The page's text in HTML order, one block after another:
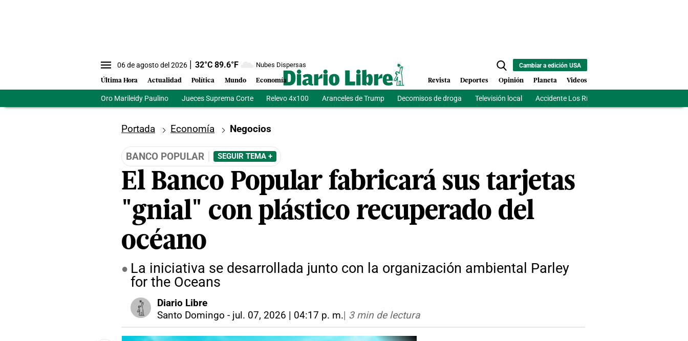
06 de agosto del 2026 32°C 89.6°F Nubes Dispersas
Última Hora Actualidad Política Mundo Economía
Cambiar a edición USA
Revista Deportes Opinión Planeta Videos
Oro Marileidy Paulino Jueces Suprema Corte Relevo 4x100 Aranceles de Trump Decomisos de droga Televisión local Accidente Los Ríos
Portada Economía Negocios
BANCO POPULAR SEGUIR TEMA +
El Banco Popular fabricará sus tarjetas
"gnial" con plástico recuperado del
océano
La iniciativa se desarrollada junto con la organización ambiental Parley
for the Oceans
Diario Libre
Santo Domingo - jul. 07, 2026 | 04:17 p. m.| 3 min de lectura